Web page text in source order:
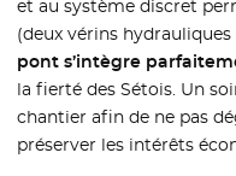
et au système discret
(deux vérins
pont s’intègre
la fierté des Sétois. Un
chantier afin de ne pas
préserver les intérêts